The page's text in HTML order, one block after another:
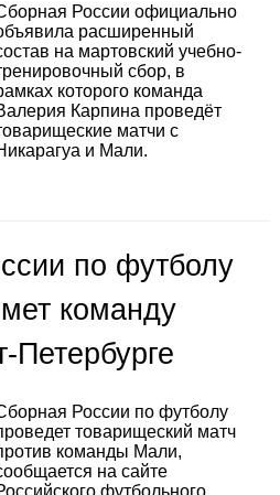
России официально
расширенный
на мартовский учебно-
сбор, в
которого команда
Карпина проведёт
матчи с
и Мали.
по футболу
команду
Петербурге
России по футболу
товарищеский матч
команды Мали,
на сайте